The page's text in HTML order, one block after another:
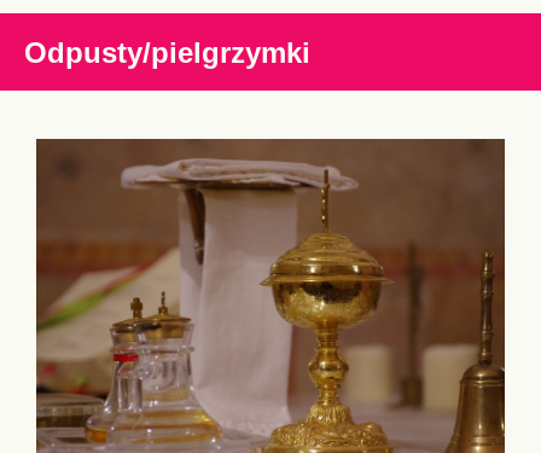
Odpusty/pielgrzymki